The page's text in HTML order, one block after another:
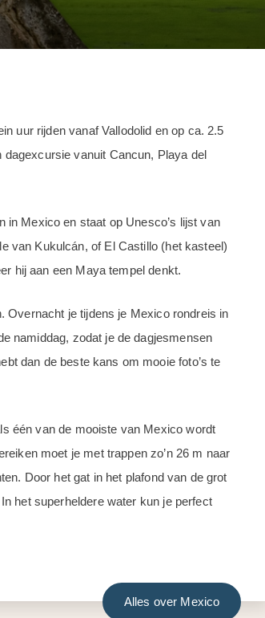
uur rijden vanaf Vallodolid en op ca. 2.5
vanuit Cancun, Playa del
in Mexico en staat op Unesco’s lijst van
van Kukulcán, of El Castillo (het kasteel)
hij aan een Maya tempel denkt.
Overnacht je tijdens je Mexico rondreis in
namiddag, zodat je de dagjesmensen
dan de beste kans om mooie foto’s te
één van de mooiste van Mexico wordt
moet je met trappen zo’n 26 m naar
Door het gat in het plafond van de grot
het superheldere water kun je perfect
Alles over Mexico